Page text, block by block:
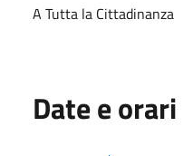
A Tutta la Cittadinanza
Date e orari